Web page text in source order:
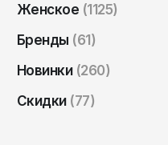
Женское (1125)
Бренды (61)
Новинки (260)
Скидки (77)
Саратов
Севастополь
Сергиев Посад
Симферополь